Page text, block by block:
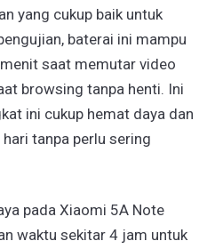
yang cukup baik untuk
baterai ini mampu
saat memutar video
browsing tanpa henti. Ini
ini cukup hemat daya dan
tanpa perlu sering
pada Xiaomi 5A Note
waktu sekitar 4 jam untuk